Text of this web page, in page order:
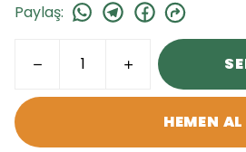
Paylaş:
HEMEN AL